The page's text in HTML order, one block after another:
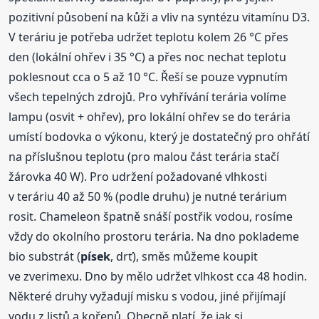
pozitivní působení na kůži a vliv na syntézu vitamínu D3.
V teráriu je potřeba udržet teplotu kolem 26 °C přes
den (lokální ohřev i 35 °C) a přes noc nechat teplotu
poklesnout cca o 5 až 10 °C. Řeší se pouze vypnutím
všech tepelných zdrojů. Pro vyhřívání terária volíme
lampu (osvit + ohřev), pro lokální ohřev se do terária
umístí bodovka o výkonu, který je dostatečný pro ohřátí
na příslušnou teplotu (pro malou část terária stačí
žárovka 40 W). Pro udržení požadované vlhkosti
v teráriu 40 až 50 % (podle druhu) je nutné terárium
rosit. Chameleon špatně snáší postřik vodou, rosíme
vždy do okolního prostoru terária. Na dno poklademe
bio substrát (písek, drť), směs můžeme koupit
ve zverimexu. Dno by mělo udržet vlhkost cca 48 hodin.
Některé druhy vyžadují misku s vodou, jiné přijímají